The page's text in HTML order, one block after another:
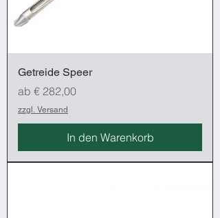
Getreide Speer
ab € 282,00
Sale-Preis
zzgl. Versand
In den Warenkorb